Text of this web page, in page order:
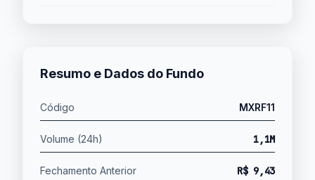
Resumo e Dados do Fundo
Código MXRF11
Volume (24h) 1,1M
Fechamento Anterior R$ 9,43